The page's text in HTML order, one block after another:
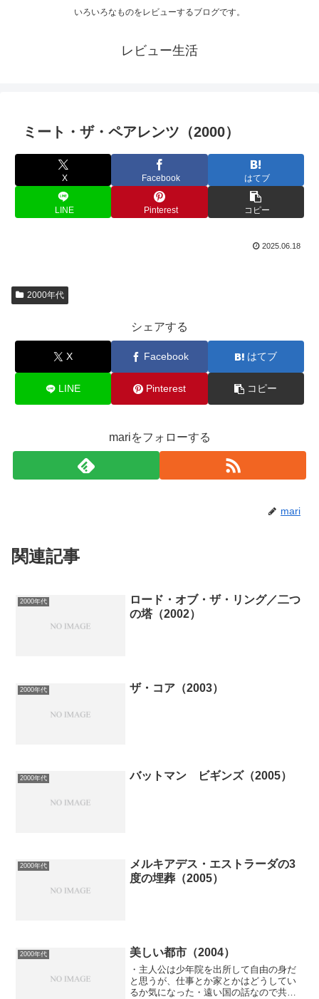
いろいろなものをレビューするブログです。
レビュー生活
ミート・ザ・ペアレンツ（2000）
X Facebook はてブ
LINE Pinterest コピー
2025.06.18
2000年代
シェアする
X Facebook はてブ
LINE Pinterest コピー
mariをフォローする
mari
関連記事
2000年代
ロード・オブ・ザ・リング／二つ
の塔（2002）
2000年代 ザ・コア（2003）
2000年代 バットマン ビギンズ（2005）
2000年代
メルキアデス・エストラーダの3
度の埋葬（2005）
2000年代 美しい都市（2004）
・主人公は少年院を出所して自由の身だ
と思うが、仕事とか家とかはどうしてい
るか気になった・遠い国の話なので共感